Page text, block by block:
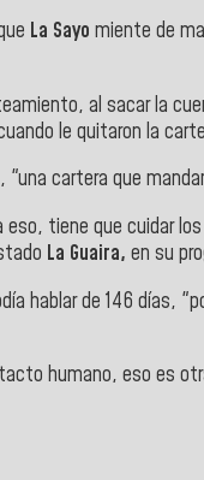
La Sayo miente de
al sacar la
le quitaron la
"una cartera que
tiene que cuidar
La Guaira, en su
hablar de 146 días,
humano, eso es